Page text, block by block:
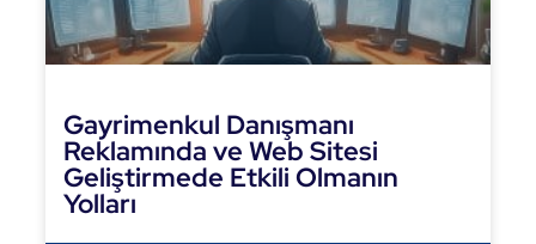
Gayrimenkul Danışmanı
Reklamında ve Web Sitesi
Geliştirmede Etkili Olmanın
Yolları